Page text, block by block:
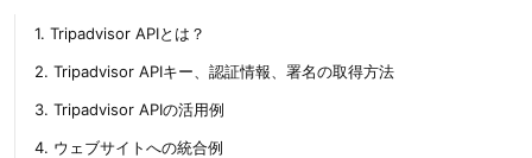
1. Tripadvisor APIとは？
2. Tripadvisor APIキー、認証情報、署名の取得方法
3. Tripadvisor APIの活用例
4. ウェブサイトへの統合例